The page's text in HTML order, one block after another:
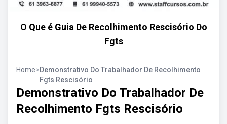
O Que é Guia De Recolhimento Rescisório Do
Fgts
Home>Demonstrativo Do Trabalhador De Recolhimento
Fgts Rescisório
Demonstrativo Do Trabalhador De
Recolhimento Fgts Rescisório